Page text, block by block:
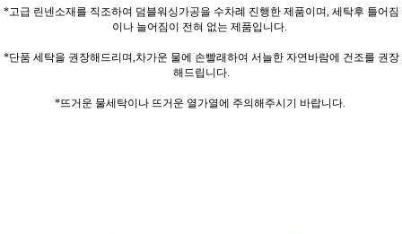
*고급 린넨소재를 직조하여 덤블워싱가공을 수차례 진행한 제품이며, 세탁후 틀어짐
이나 늘어짐이 전혀 없는 제품입니다.
*단품 세탁을 권장해드리며,차가운 물에 손빨래하여 서늘한 자연바람에 건조를 권장
해드립니다.
*뜨거운 물세탁이나 뜨거운 열가열에 주의해주시기 바랍니다.